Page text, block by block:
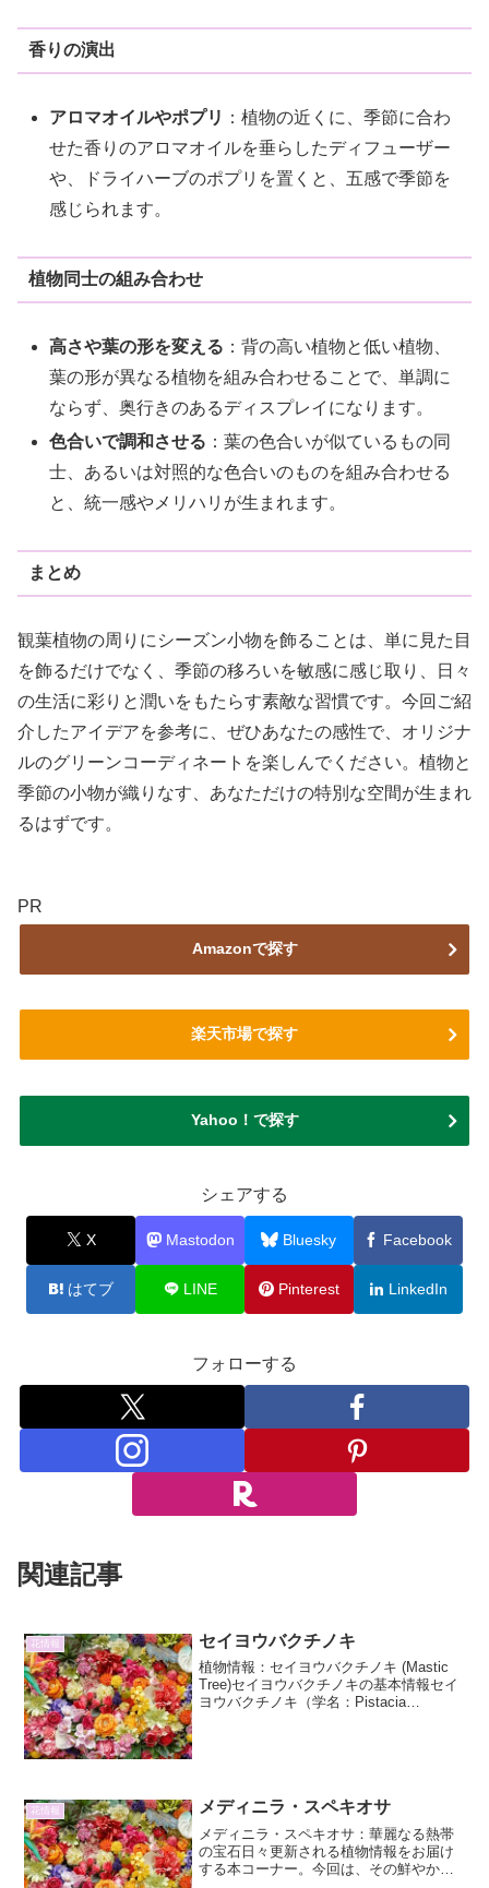
香りの演出
アロマオイルやポプリ ：植物の近くに、季節に合わ
せた香りのアロマオイルを垂らしたディフューザー
や、ドライハーブのポプリを置くと、五感で季節を
感じられます。
植物同士の組み合わせ
高さや葉の形を変える ：背の高い植物と低い植物、
葉の形が異なる植物を組み合わせることで、単調に
ならず、奥行きのあるディスプレイになります。
色合いで調和させる ：葉の色合いが似ているもの同
士、あるいは対照的な色合いのものを組み合わせる
と、統一感やメリハリが生まれます。
まとめ
観葉植物の周りにシーズン小物を飾ることは、単に見た目
を飾るだけでなく、季節の移ろいを敏感に感じ取り、日々
の生活に彩りと潤いをもたらす素敵な習慣です。今回ご紹
介したアイデアを参考に、ぜひあなたの感性で、オリジナ
ルのグリーンコーディネートを楽しんでください。植物と
季節の小物が織りなす、あなただけの特別な空間が生まれ
るはずです。
PR
Amazonで探す
楽天市場で探す
Yahoo！で探す
シェアする
X Mastodon Bluesky Facebook
はてブ LINE Pinterest LinkedIn
フォローする
関連記事
花情報 セイヨウバクチノキ
植物情報：セイヨウバクチノキ (Mastic
Tree)セイヨウバクチノキの基本情報セイ
ヨウバクチノキ（学名：Pistacia
花情報 メディニラ・スペキオサ
メディニラ・スペキオサ：華麗なる熱帯
の宝石日々更新される植物情報をお届け
する本コーナー。今回は、その鮮やかな